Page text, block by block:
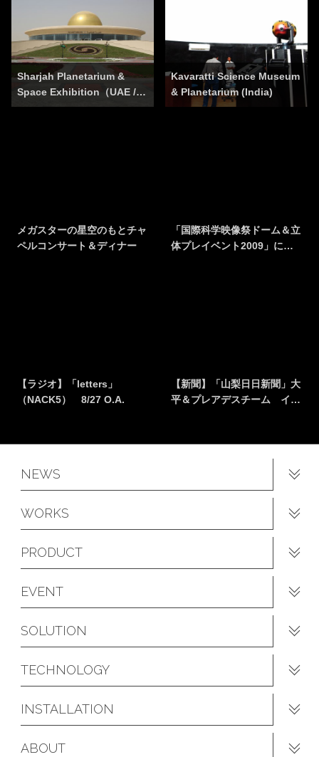
Sharjah Planetarium &
Space Exhibition（UAE /…
Kavaratti Science Museum
& Planetarium (India)
メガスターの星空のもとチャ
ペルコンサート＆ディナー
「国際科学映像祭ドーム＆立
体プレイベント2009」に…
【ラジオ】「letters」
（NACK5） 8/27 O.A.
【新聞】「山梨日日新聞」大
平＆プレアデスチーム イ…
NEWS
WORKS
PRODUCT
EVENT
SOLUTION
TECHNOLOGY
INSTALLATION
ABOUT